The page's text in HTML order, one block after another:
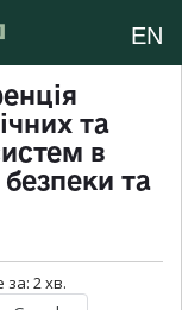
EN
та
в
безпеки та
за: 2хв.